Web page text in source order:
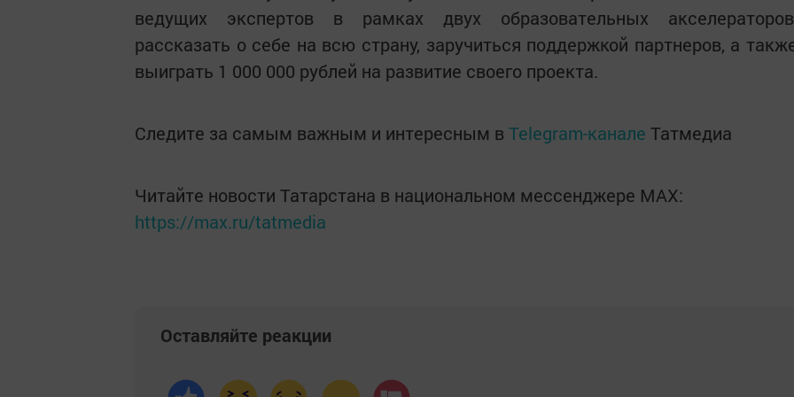
ведущих экспертов в рамках двух образовательных
рассказать о себе на всю страну, заручиться поддержкой партнеров, а
выиграть 1 000 000 рублей на развитие своего проекта.
Следите за самым важным и интересным в Telegram-канале Татмедиа
Читайте новости Татарстана в национальном мессенджере MАХ:
https://max.ru/tatmedia
Оставляйте реакции